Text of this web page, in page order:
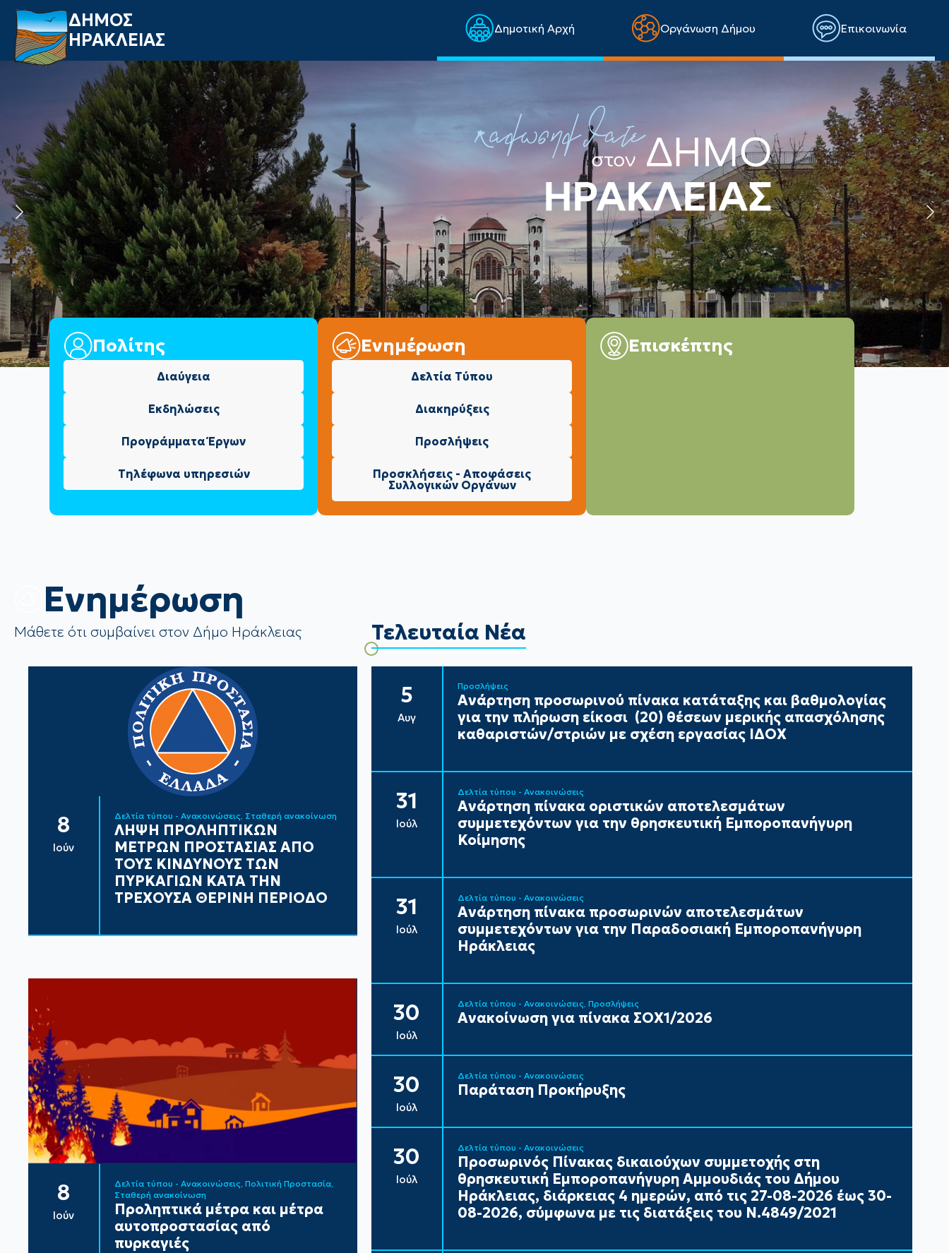
ΔΗΜΟΣ
ΗΡΑΚΛΕΙΑΣ
Δημοτική Αρχή Οργάνωση Δήμου Επικοινωνία
Πολίτης
Διαύγεια
Εκδηλώσεις
Προγράμματα Έργων
Τηλέφωνα υπηρεσιών
Ενημέρωση
Δελτία Τύπου
Διακηρύξεις
Προσλήψεις
Προσκλήσεις - Αποφάσεις
Συλλογικών Οργάνων
Επισκέπτης
Eνημέρωση
Μάθετε ότι συμβαίνει στον Δήμο Ηράκλειας
8
Ιούν
Δελτία τύπου - Ανακοινώσεις Σταθερή ανακοίνωση
ΛΗΨΗ ΠΡΟΛΗΠΤΙΚΩΝ
ΜΕΤΡΩΝ ΠΡΟΣΤΑΣΙΑΣ ΑΠΟ
ΤΟΥΣ ΚΙΝΔΥΝΟΥΣ ΤΩΝ
ΠΥΡΚΑΓΙΩΝ ΚΑΤΑ ΤΗΝ
ΤΡΕΧΟΥΣΑ ΘΕΡΙΝΗ ΠΕΡΙΟΔΟ
8
Ιούν
Δελτία τύπου - Ανακοινώσεις Πολιτική Προστασία
Σταθερή ανακοίνωση
Προληπτικά μέτρα και μέτρα
αυτοπροστασίας από
πυρκαγιές
Τελευταία Νέα
5
Αυγ
Προσλήψεις
Ανάρτηση προσωρινού πίνακα κατάταξης και βαθμολογίας
για την πλήρωση είκοσι (20) θέσεων μερικής απασχόλησης
καθαριστών/στριών με σχέση εργασίας ΙΔΟΧ
31
Ιούλ
Δελτία τύπου - Ανακοινώσεις
Ανάρτηση πίνακα οριστικών αποτελεσμάτων
συμμετεχόντων για την θρησκευτική Εμποροπανήγυρη
Κοίμησης
31
Ιούλ
Δελτία τύπου - Ανακοινώσεις
Ανάρτηση πίνακα προσωρινών αποτελεσμάτων
συμμετεχόντων για την Παραδοσιακή Εμποροπανήγυρη
Ηράκλειας
30
Ιούλ
Δελτία τύπου - Ανακοινώσεις Προσλήψεις
Ανακοίνωση για πίνακα ΣΟΧ1/2026
30
Ιούλ
Δελτία τύπου - Ανακοινώσεις
Παράταση Προκήρυξης
30
Ιούλ
Δελτία τύπου - Ανακοινώσεις
Προσωρινός Πίνακας δικαιούχων συμμετοχής στη
θρησκευτική Εμποροπανήγυρη Αμμουδιάς του Δήμου
Ηράκλειας, διάρκειας 4 ημερών, από τις 27-08-2026 έως 30-
08-2026, σύμφωνα με τις διατάξεις του Ν.4849/2021